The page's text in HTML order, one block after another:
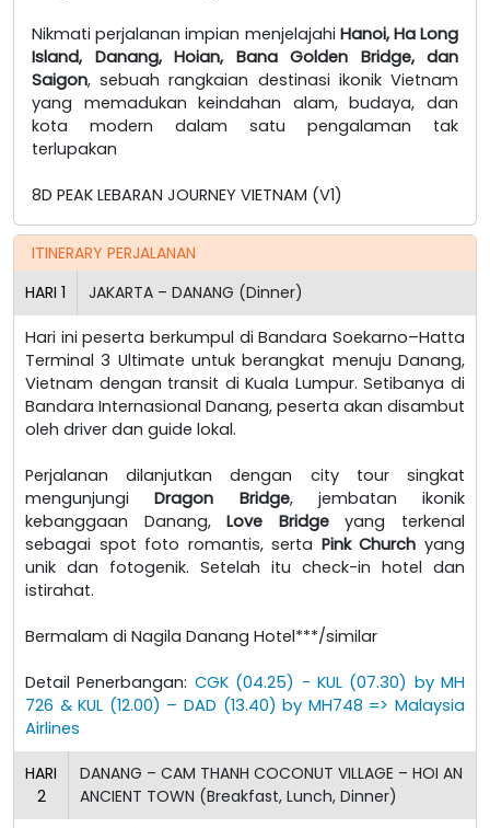
Nikmati perjalanan impian menjelajahi Hanoi, Ha Long
Island, Danang, Hoian, Bana Golden Bridge, dan
Saigon, sebuah rangkaian destinasi ikonik Vietnam
yang memadukan keindahan alam, budaya, dan
kota modern dalam satu pengalaman tak
terlupakan
8D PEAK LEBARAN JOURNEY VIETNAM (V1)
ITINERARY PERJALANAN
HARI 1 JAKARTA – DANANG (Dinner)
Hari ini peserta berkumpul di Bandara Soekarno–Hatta
Terminal 3 Ultimate untuk berangkat menuju Danang,
Vietnam dengan transit di Kuala Lumpur. Setibanya di
Bandara Internasional Danang, peserta akan disambut
oleh driver dan guide lokal.
Perjalanan dilanjutkan dengan city tour singkat
mengunjungiDragon Bridge, jembatan ikonik
kebanggaan Danang,Love Bridgeyang terkenal
sebagai spot foto romantis, serta Pink Church yang
unik dan fotogenik. Setelah itu check-in hotel dan
istirahat.
Bermalam di Nagila Danang Hotel***/similar
Detail Penerbangan: CGK (04.25) - KUL (07.30) by MH
726 & KUL (12.00) – DAD (13.40) by MH748 => Malaysia
Airlines
HARI
2
DANANG – CAM THANH COCONUT VILLAGE – HOI AN
ANCIENT TOWN (Breakfast, Lunch, Dinner)